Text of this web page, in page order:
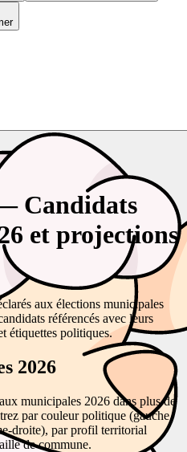
Candidats
et projections
aux élections municipales
référencés avec leurs
étiquettes politiques.
2026
municipales 2026 dans plus de
par couleur politique (gauche,
droite), par profil territorial
de commune.